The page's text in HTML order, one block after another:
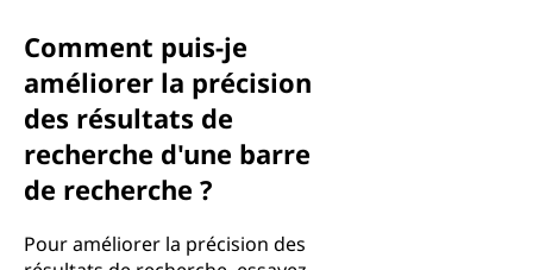
Comment puis-je
améliorer la précision
des résultats de
recherche d'une barre
de recherche ?
Pour améliorer la précision des